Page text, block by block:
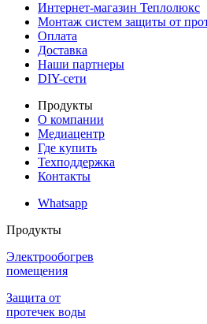
Интернет-магазин Теплолюкс
Монтаж систем защиты от
Оплата
Доставка
Наши партнеры
DIY-сети
Продукты
О компании
Медиацентр
Где купить
Техподдержка
Контакты
Whatsapp
Продукты
Электрообогрев
помещения
Защита от
протечек воды